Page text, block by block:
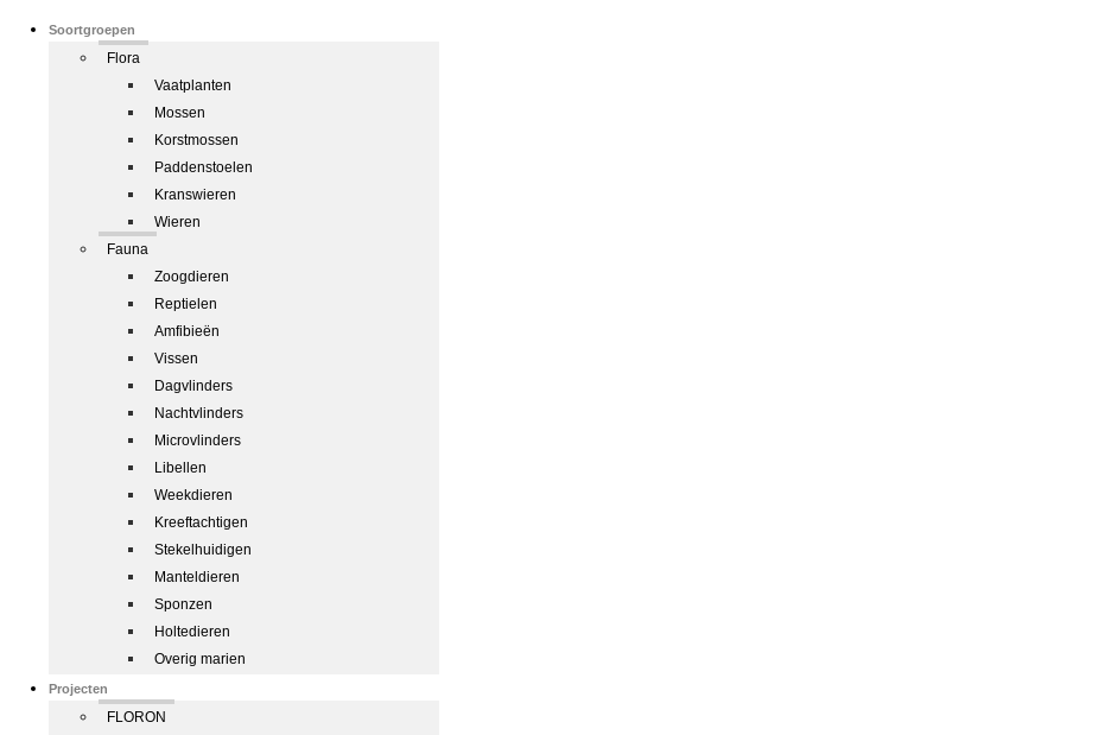
Soortgroepen
Flora
Vaatplanten
Mossen
Korstmossen
Paddenstoelen
Kranswieren
Wieren
Fauna
Zoogdieren
Reptielen
Amfibieën
Vissen
Dagvlinders
Nachtvlinders
Microvlinders
Libellen
Weekdieren
Kreeftachtigen
Stekelhuidigen
Manteldieren
Sponzen
Holtedieren
Overig marien
Projecten
FLORON